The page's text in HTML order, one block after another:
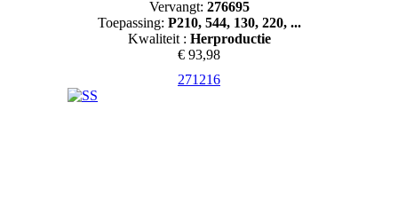
Vervangt: 276695
Toepassing: P210, 544, 130, 220, ...
Kwaliteit : Herproductie
€ 93,98
271216